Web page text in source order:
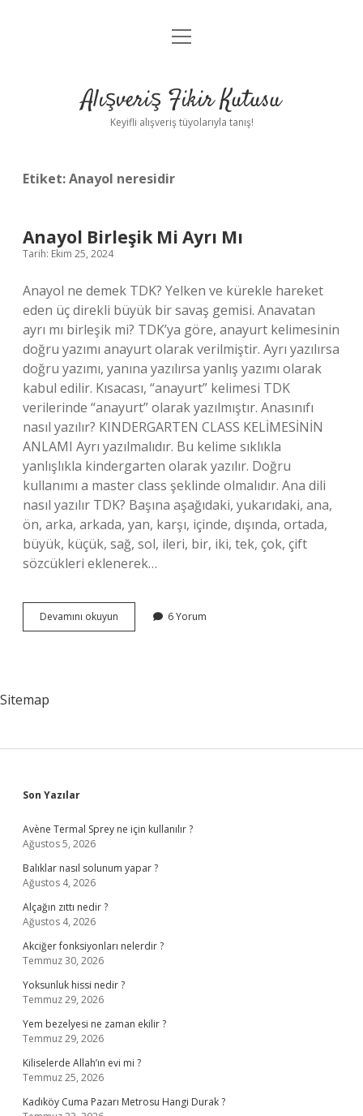
Anasayfa
Yasal Uyarı
menüyü
Alışveriş Fikir Kutusu
Keyifli alışveriş tüyolarıyla tanış!
Etiket:Anayol neresidir
Anayol Birleşik Mi Ayrı Mı
Tarih: Ekim 25, 2024
Anayol ne demek TDK? Yelken ve kürekle hareket
eden üç direkli büyük bir savaş gemisi. Anavatan
ayrı mı birleşik mi? TDK’ya göre, anayurt kelimesinin
doğru yazımı anayurt olarak verilmiştir. Ayrı yazılırsa
doğru yazımı, yanına yazılırsa yanlış yazımı olarak
kabul edilir. Kısacası, “anayurt” kelimesi TDK
verilerinde “anayurt” olarak yazılmıştır. Anasınıfı
nasıl yazılır? KINDERGARTEN CLASS KELİMESİNİN
ANLAMI Ayrı yazılmalıdır. Bu kelime sıklıkla
yanlışlıkla kindergarten olarak yazılır. Doğru
kullanımı a master class şeklinde olmalıdır. Ana dili
nasıl yazılır TDK? Başına aşağıdaki, yukarıdaki, ana,
ön, arka, arkada, yan, karşı, içinde, dışında, ortada,
büyük, küçük, sağ, sol, ileri, bir, iki, tek, çok, çift
sözcükleri eklenerek…
Devamını okuyun
Birleşik
6 Yorum
Sitemap
Sidebar
Son Yazılar
Avène Termal Sprey ne için kullanılır ?
Ağustos 5, 2026
Balıklar nasıl solunum yapar ?
Ağustos 4, 2026
Alçağın zıttı nedir ?
Ağustos 4, 2026
Akciğer fonksiyonları nelerdir ?
Temmuz 30, 2026
Yoksunluk hissi nedir ?
Temmuz 29, 2026
Yem bezelyesi ne zaman ekilir ?
Temmuz 29, 2026
Kiliselerde Allah’ın evi mi ?
Temmuz 25, 2026
Kadıköy Cuma Pazarı Metrosu Hangi Durak ?